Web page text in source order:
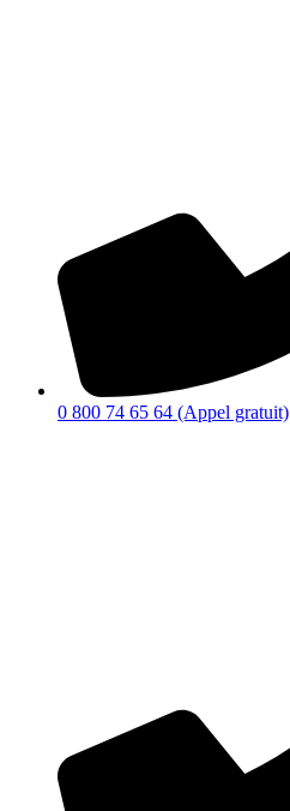
0 800 74 65 64 (Appel gratuit)